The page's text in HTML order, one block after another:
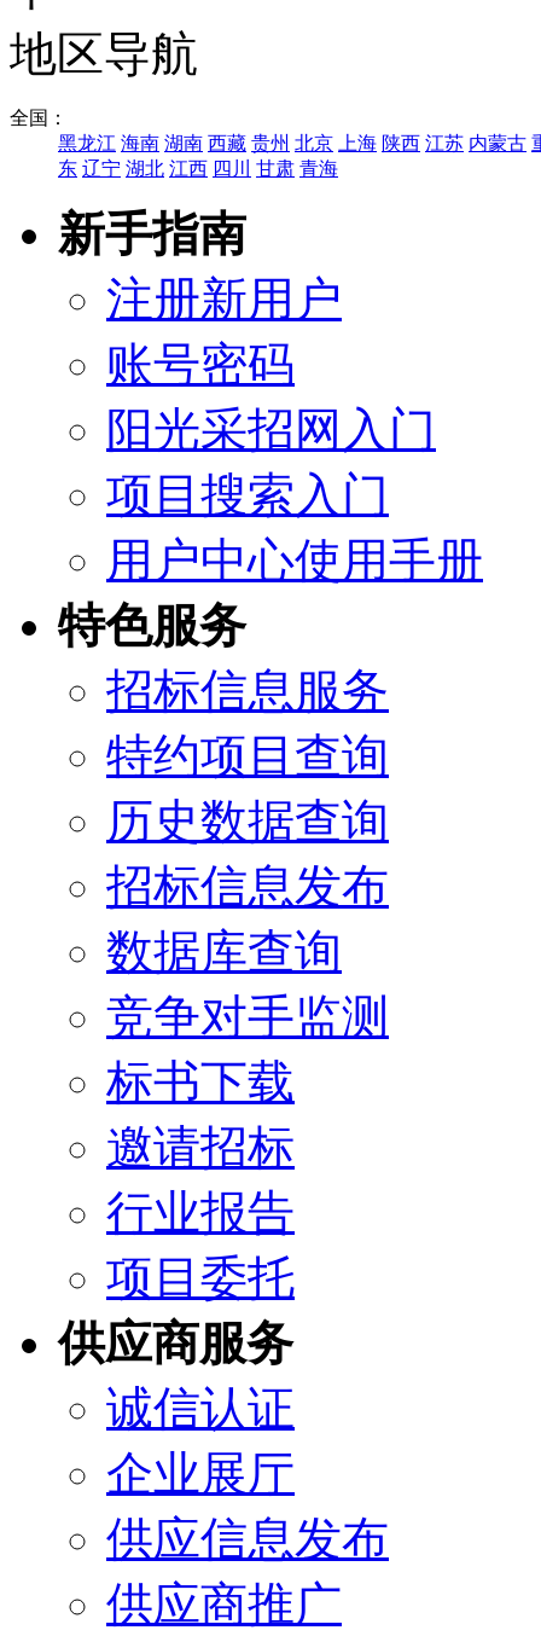
地区导航
全国：
黑龙江 海南 湖南 西藏 贵州 北京 上海 陕西 江苏 内蒙古
东 辽宁 湖北 江西 四川 甘肃 青海
新手指南
注册新用户
账号密码
阳光采招网入门
项目搜索入门
用户中心使用手册
特色服务
招标信息服务
特约项目查询
历史数据查询
招标信息发布
数据库查询
竞争对手监测
标书下载
邀请招标
行业报告
项目委托
供应商服务
诚信认证
企业展厅
供应信息发布
供应商推广